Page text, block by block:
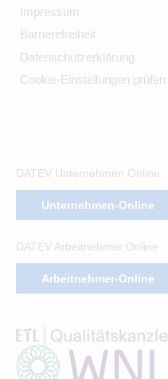
Impressum
Barrierefreiheit
Datenschutzerklärung
Cookie-Einstellungen prüfen
DATEV Unternehmen Online
Unternehmen-Online
DATEV Arbeitnehmer Online
Arbeitnehmer-Online